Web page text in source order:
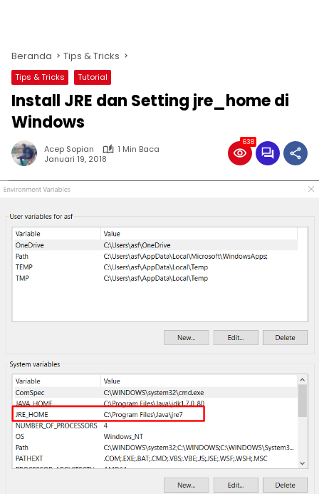
Beranda Tips & Tricks
Tips & Tricks Tutorial
Install JRE dan Setting jre_home di
Windows
Acep Sopian
1 Min Baca
Januari 19, 2018
638